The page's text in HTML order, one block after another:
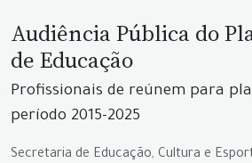
Audiência Pública do
de Educação
Profissionais de reúnem para
período 2015-2025
Secretaria de Educação, Cultura e